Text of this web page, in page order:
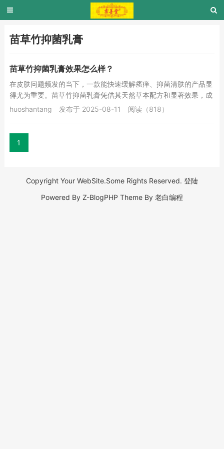
苗草竹抑菌乳膏
苗草竹抑菌乳膏效果怎么样？
在皮肤问题频发的当下，一款能快速缓解瘙痒、抑菌清肤的产品显
得尤为重要。苗草竹抑菌乳膏凭借其天然草本配方和显著效果，成
为众多消费者的首选，更与苗硕小粉瓶、梧桐膏并...
huoshantang 发布于 2025-08-11 阅读（818）
1
Copyright Your WebSite.Some Rights Reserved. 登陆
Powered By Z-BlogPHP Theme By 老白编程